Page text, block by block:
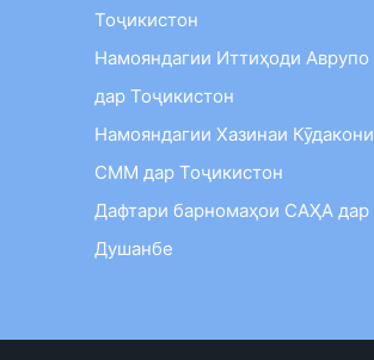
Тоҷикистон
Намояндагии Иттиҳоди Аврупо
дар Тоҷикистон
Намояндагии Хазинаи Кӯдакони
СММ дар Тоҷикистон
Дафтари барномаҳои САҲА дар
Душанбе